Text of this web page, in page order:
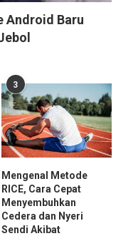
Android Baru
3
Mengenal Metode
RICE, Cara Cepat
Menyembuhkan
Cedera dan Nyeri
Sendi Akibat